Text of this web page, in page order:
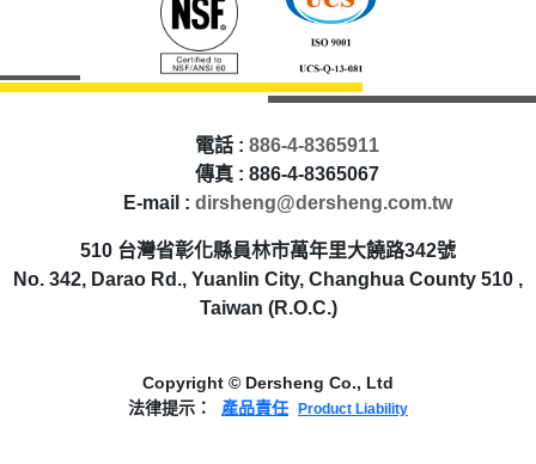
電話 : 886-4-8365911
傳真 : 886-4-8365067
E-mail : dirsheng@dersheng.com.tw
510 台灣省彰化縣員林市萬年里大饒路342號
No. 342, Darao Rd., Yuanlin City, Changhua County 510 ,
Taiwan (R.O.C.)
Copyright © Dersheng Co., Ltd
法律提示：
產品責任 Product Liability